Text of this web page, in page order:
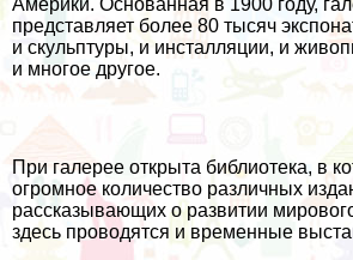
представляет более 80 тысяч
и скульптуры, и инсталляции, и
и многое другое.
При галерее открыта библиотека, в
огромное количество различных
рассказывающих о развитии
здесь проводятся и временные